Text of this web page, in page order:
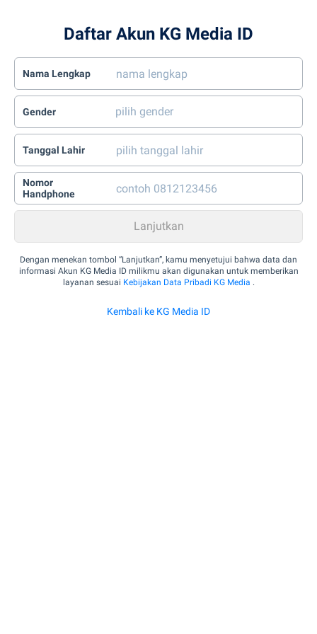
Daftar Akun KG Media ID
Nama Lengkap
Gender
Tanggal Lahir
Nomor
Handphone
Dengan menekan tombol “Lanjutkan”, kamu menyetujui bahwa data dan
informasi Akun KG Media ID milikmu akan digunakan untuk memberikan
layanan sesuai Kebijakan Data Pribadi KG Media .
Kembali ke KG Media ID